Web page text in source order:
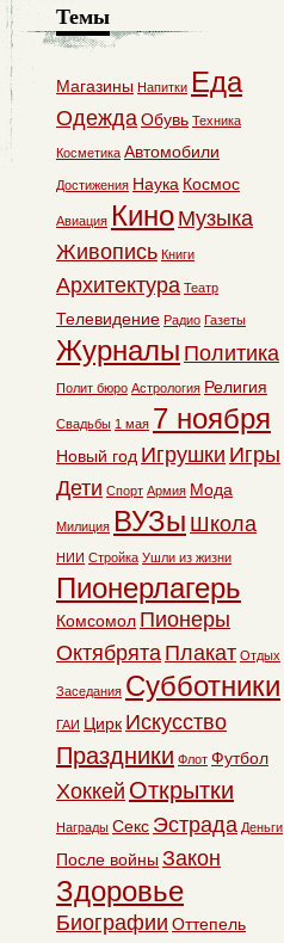
Темы
Магазины Напитки Еда
ОдеждаОбувь Техника
Косметика Автомобили
Достижения Наука Космос
Авиация Кино Музыка
Живопись Книги
Архитектура Театр
Телевидение Радио Газеты
Журналы Политика
Полит бюро Астрология Религия
Свадьбы 1 мая 7 ноября
Новый год Игрушки Игры
Дети Спорт Армия Мода
Милиция ВУЗы Школа
НИИ Стройка Ушли из жизни
Пионерлагерь
Комсомол Пионеры
Октябрята Плакат Отдых
Заседания Субботники
ГАИ Цирк Искусство
Праздники Флот Футбол
Хоккей Открытки
Награды Секс Эстрада Деньги
После войны Закон
Здоровье
Биографии Оттепель